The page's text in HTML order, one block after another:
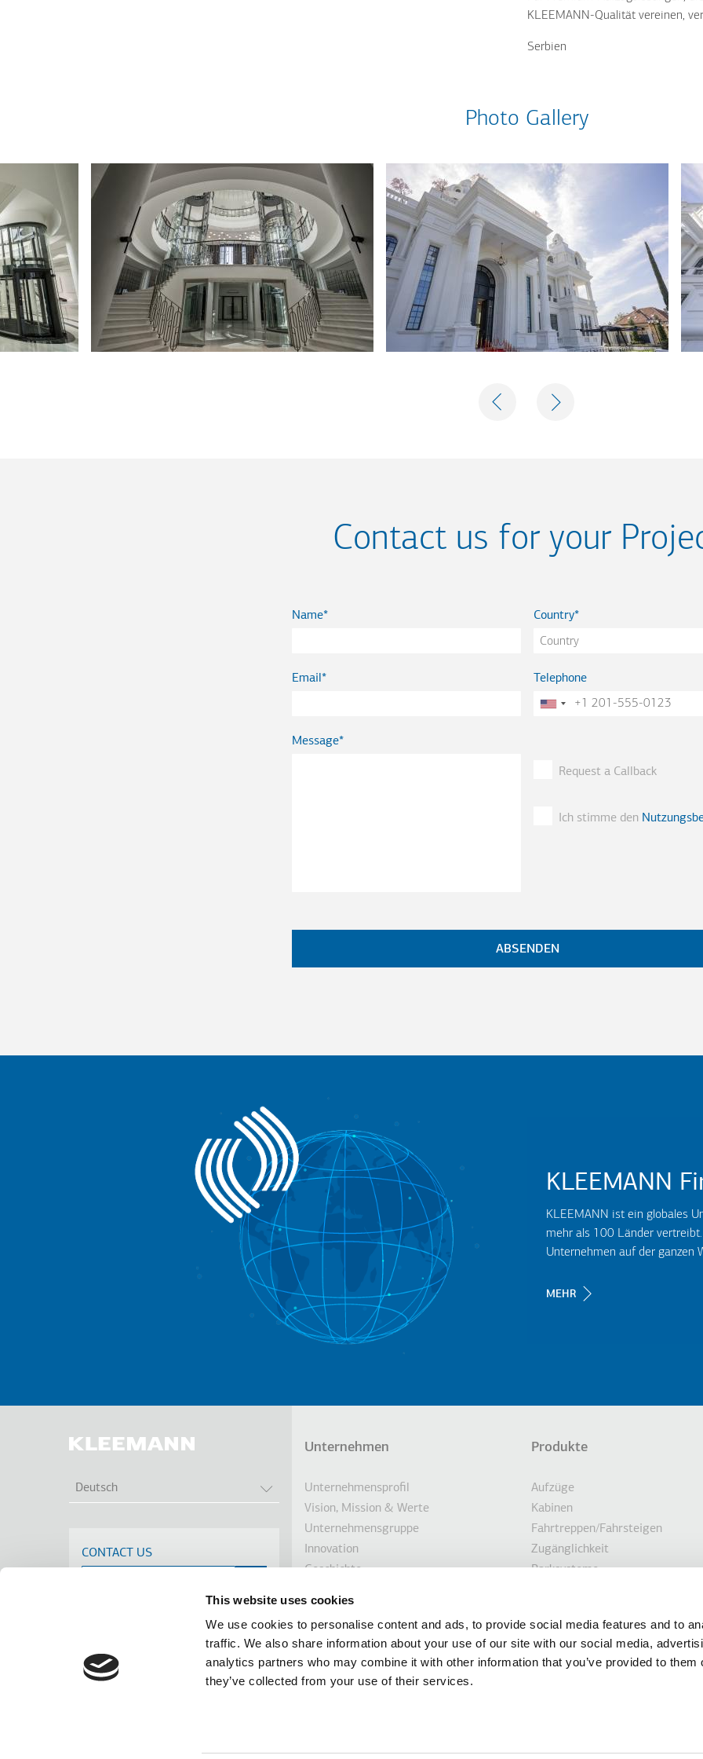
This website uses cookies
We use cookies to personalise content and ads, to provide social media features and to
traffic. We also share information about your use of our site with our social media,
analytics partners who may combine it with other information that you’ve provided to them
they’ve collected from your use of their services.
KLEEMANN-Qualität vereinen,
Serbien
Photo Gallery
Contact us for your
Name Country
Email Telephone
Message
Request a Callback
Ich stimme den
KLEEMANN
KLEEMANN ist ein globales
mehr als 100 Länder
Unternehmen auf der ganzen
MEHR
Deutsch
CONTACT US
LinkedinFacebookYoutubeInstagram
terms of use cookie policy
Fußzeile
Unternehmen
Unternehmensprofil
Vision, Mission & Werte
Unternehmensgruppe
Innovation
Geschichte
Auszeichnungen
Nachrichten
Produkte
Aufzüge
Kabinen
Fahrtreppen/Fahrsteigen
Zugänglichkeit
Parksysteme
Modernisierungslösungen
Die Informationen auf dieser Website werden von der KLEEMANN HELLAS SA